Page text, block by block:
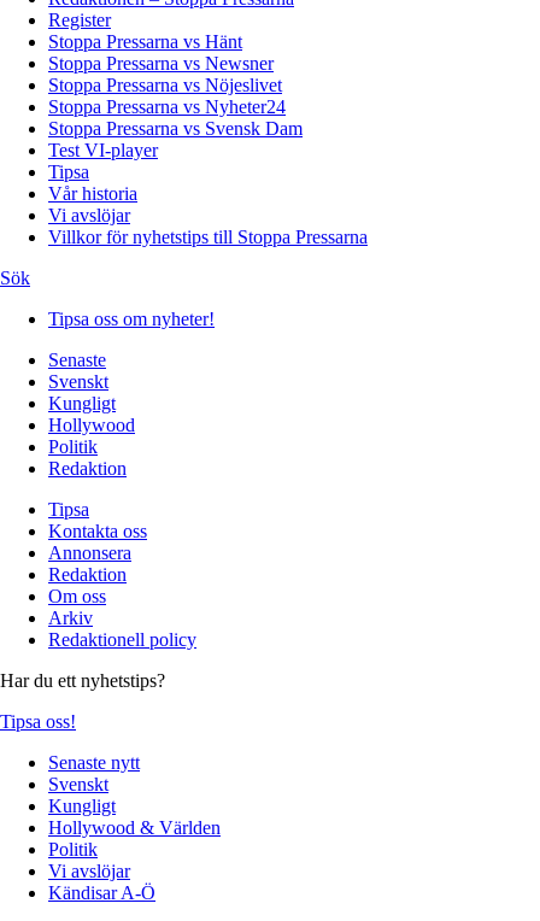
Register
Stoppa Pressarna vs Hänt
Stoppa Pressarna vs Newsner
Stoppa Pressarna vs Nöjeslivet
Stoppa Pressarna vs Nyheter24
Stoppa Pressarna vs Svensk Dam
Test VI-player
Tipsa
Vår historia
Vi avslöjar
Villkor för nyhetstips till Stoppa Pressarna
Sök
Tipsa oss om nyheter!
Senaste
Svenskt
Kungligt
Hollywood
Politik
Redaktion
Tipsa
Kontakta oss
Annonsera
Redaktion
Om oss
Arkiv
Redaktionell policy
Har du ett nyhetstips?
Tipsa oss!
Senaste nytt
Svenskt
Kungligt
Hollywood & Världen
Politik
Vi avslöjar
Kändisar A-Ö